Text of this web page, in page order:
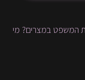
המשפט במצרים? מי